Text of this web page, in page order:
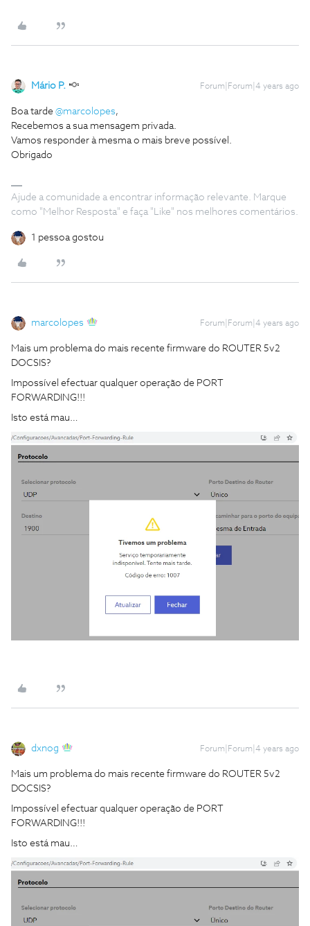
Mário P. Forum|Forum|4 years ago
Boa tarde @marcolopes,
Recebemos a sua mensagem privada.
Vamos responder à mesma o mais breve possível.
Obrigado
Ajude a comunidade a encontrar informação relevante. Marque
como "Melhor Resposta" e faça "Like" nos melhores comentários.
1 pessoa gostou
marcolopes Forum|Forum|4 years ago
Mais um problema do mais recente firmware do ROUTER 5v2
DOCSIS?
Impossível efectuar qualquer operação de PORT
FORWARDING!!!
Isto está mau…
dxnog Forum|Forum|4 years ago
Mais um problema do mais recente firmware do ROUTER 5v2
DOCSIS?
Impossível efectuar qualquer operação de PORT
FORWARDING!!!
Isto está mau…